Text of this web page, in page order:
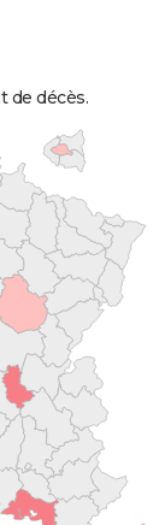
de décès.